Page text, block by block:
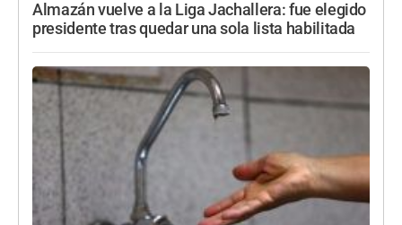
Almazán vuelve a la Liga Jachallera: fue elegido
presidente tras quedar una sola lista habilitada